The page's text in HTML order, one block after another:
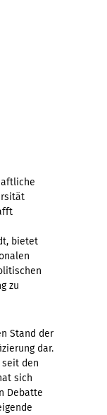
bietet
zu
Stand der
dar.
den
sich
Debatte